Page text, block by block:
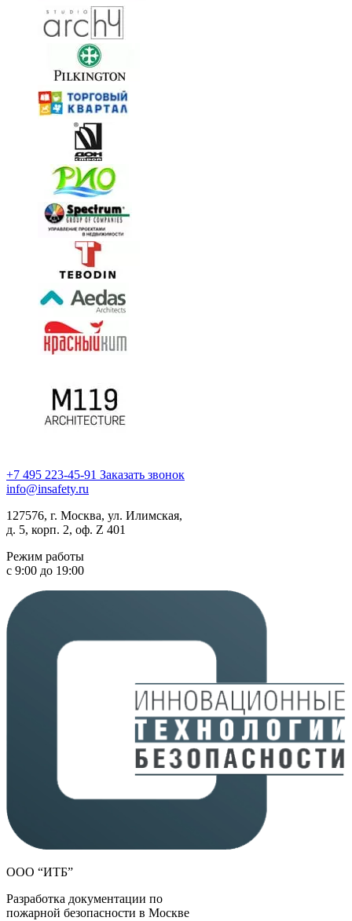
+7 495 223-45-91 Заказать звонок
info@insafety.ru
127576, г. Москва, ул. Илимская,
д. 5, корп. 2, оф. Z 401
Режим работы
с 9:00 до 19:00
ООО “ИТБ”
Разработка документации по
пожарной безопасности в Москве